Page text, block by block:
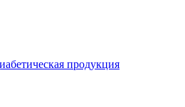
продукция